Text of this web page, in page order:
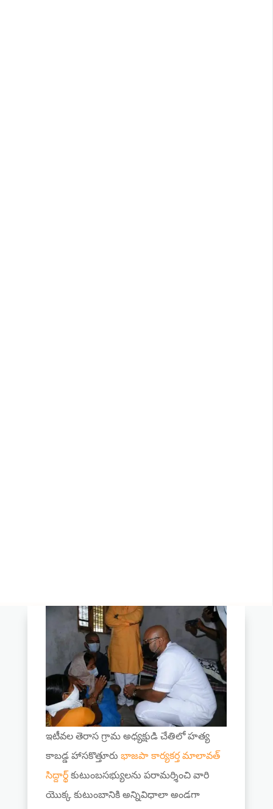
ఇటీవల తెరాస గ్రామ అధ్యక్షుడి చేతిలో హత్య
కాబడ్డ హాసకొత్తూరు భాజపా కార్యకర్త మాలావత్
సిద్దార్థ్కుటుంబసభ్యులను పరామర్శించి వారి
యొక్క కుటుంబానికి అన్నివిధాలా అండగా